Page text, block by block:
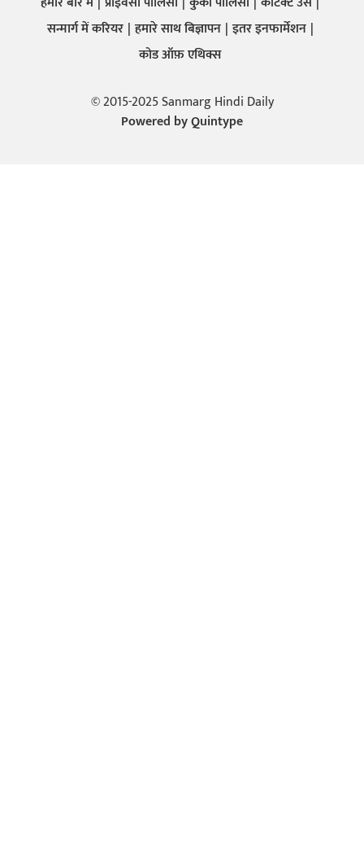
सन्मार्ग में करियर हमारे साथ बिज्ञापन इतर इनफार्मेशन
कोड ऑफ़ एथिक्स
© 2015-2025 Sanmarg Hindi Daily
Powered byQuintype